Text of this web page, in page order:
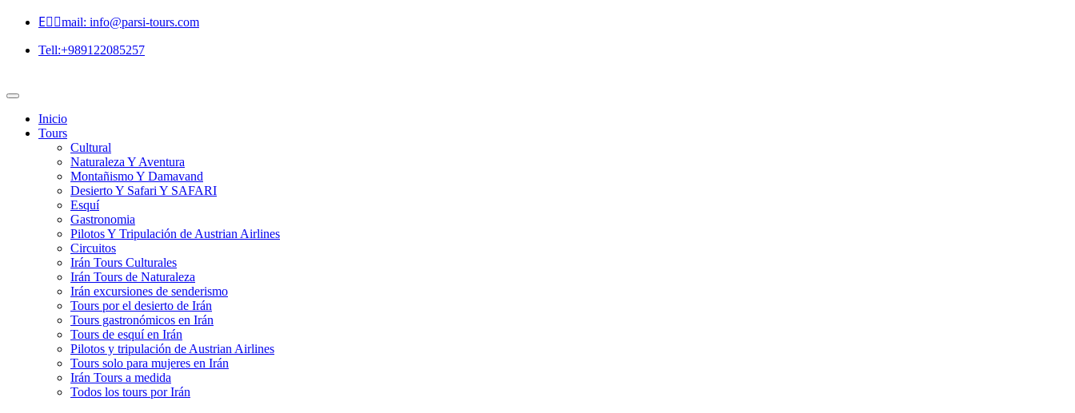
Eٍٍmail: info@parsi-tours.com
Tell:+989122085257
Inicio
Tours
Cultural
Naturaleza Y Aventura
Montañismo Y Damavand
Desierto Y Safari Y SAFARI
Esquí
Gastronomia
Pilotos Y Tripulación de Austrian Airlines
Circuitos
Irán Tours Culturales
Irán Tours de Naturaleza
Irán excursiones de senderismo
Tours por el desierto de Irán
Tours gastronómicos en Irán
Tours de esquí en Irán
Pilotos y tripulación de Austrian Airlines
Tours solo para mujeres en Irán
Irán Tours a medida
Todos los tours por Irán